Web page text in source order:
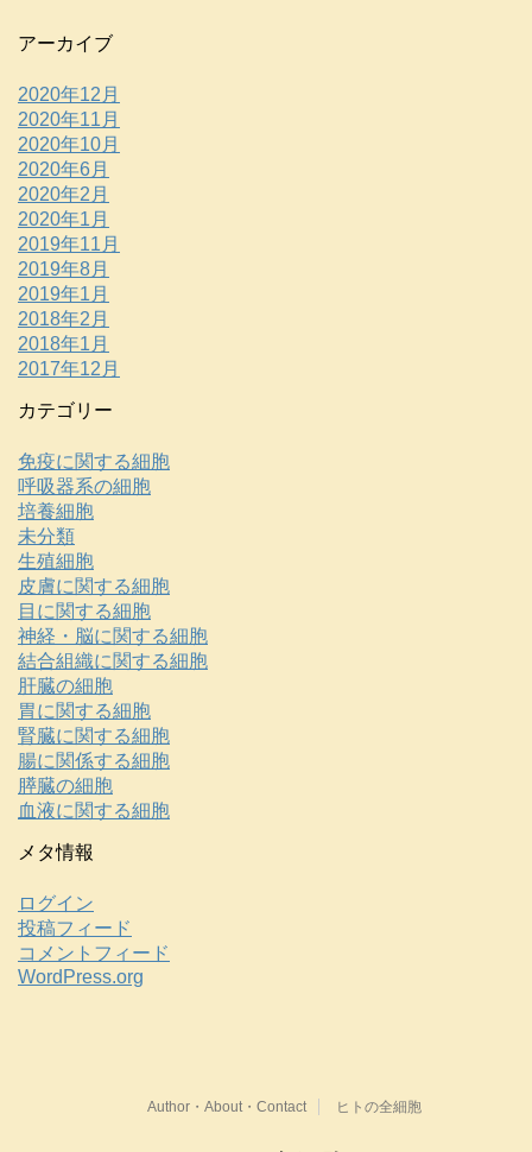
アーカイブ
2020年12月
2020年11月
2020年10月
2020年6月
2020年2月
2020年1月
2019年11月
2019年8月
2019年1月
2018年2月
2018年1月
2017年12月
カテゴリー
免疫に関する細胞
呼吸器系の細胞
培養細胞
未分類
生殖細胞
皮膚に関する細胞
目に関する細胞
神経・脳に関する細胞
結合組織に関する細胞
肝臓の細胞
胃に関する細胞
腎臓に関する細胞
腸に関係する細胞
膵臓の細胞
血液に関する細胞
メタ情報
ログイン
投稿フィード
コメントフィード
WordPress.org
Author・About・Contact ヒトの全細胞